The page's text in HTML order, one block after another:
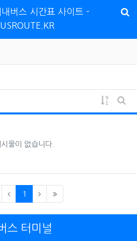
버스 시간표 사이트 -
게시물
게시
시물이 없습니다.
1 (current)
스 터미널